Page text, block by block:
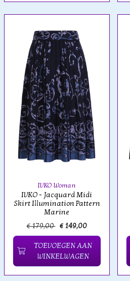
IVKO Woman
IVKO - Jacquard Midi
Skirt Illumination Pattern
Marine
€ 179,00 € 149,00
TOEVOEGEN AAN
WINKELWAGEN